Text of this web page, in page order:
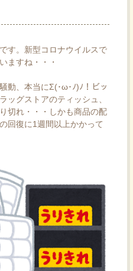
す。新型コロナウイルスで
ますね・・・
動、本当にΣ(･ω･ﾉ)ﾉ！ビッ
ッグストアのティッシュ、
切れ・・・しかも商品の配
回復に1週間以上かかって